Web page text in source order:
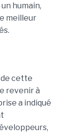
humain,
meilleur
de cette
revenir à
a indiqué